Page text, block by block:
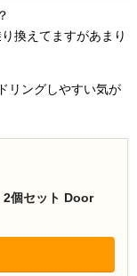
換えてますがあまり
リングしやすい気が
2個セット Door